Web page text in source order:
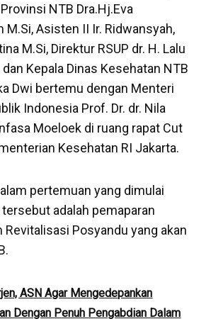
NTB Dra.Hj.Eva
M.Si, Asisten II Ir. Ridwansyah,
M.Si, Direktur RSUP dr. H. Lalu
Kepala Dinas Kesehatan NTB
Dwi bertemu dengan Menteri
Indonesia Prof. Dr. dr. Nila
Moeloek di ruang rapat Cut
Kesehatan RI Jakarta.
pertemuan yang dimulai
adalah pemaparan
Posyandu yang akan
ASN Agar Mengedepankan
Dengan Penuh Pengabdian Dalam